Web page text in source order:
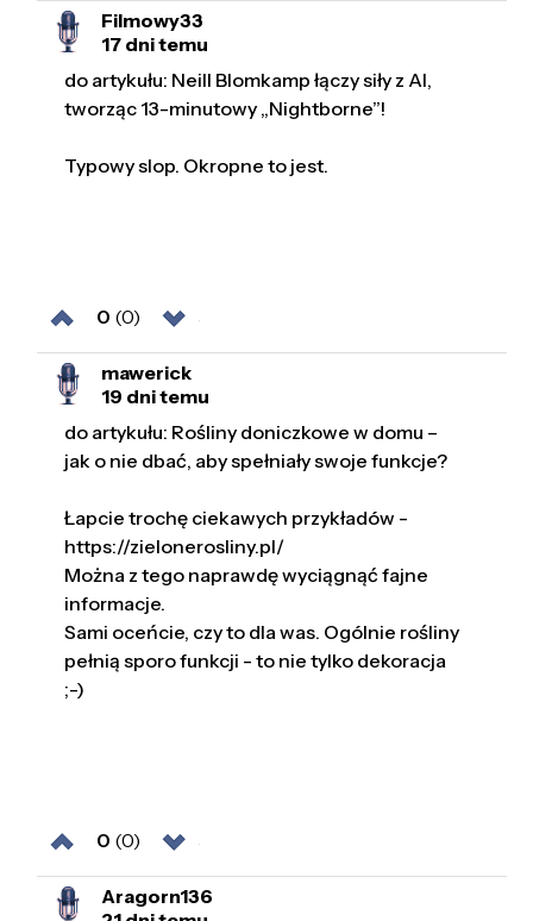
Filmowy33
17 dni temu
do artykułu: Neill Blomkamp łączy siły z AI,
tworząc 13-minutowy „Nightborne”!
Typowy slop. Okropne to jest.
0 (0)
mawerick
19 dni temu
do artykułu: Rośliny doniczkowe w domu –
jak o nie dbać, aby spełniały swoje funkcje?
Łapcie trochę ciekawych przykładów -
https://zielonerosliny.pl/
Można z tego naprawdę wyciągnąć fajne
informacje.
Sami oceńcie, czy to dla was. Ogólnie rośliny
pełnią sporo funkcji - to nie tylko dekoracja
;-)
0 (0)
Aragorn136